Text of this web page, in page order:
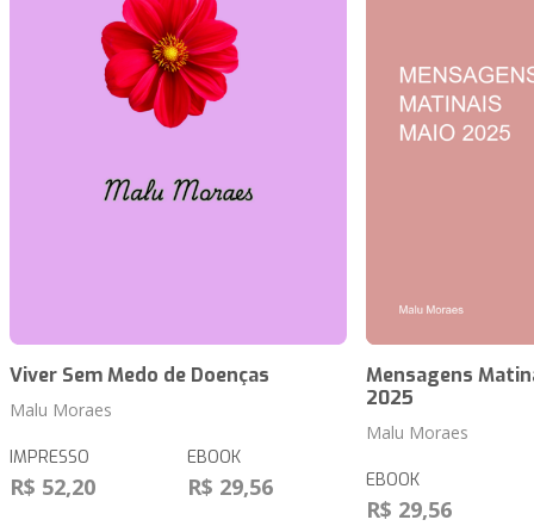
Viver Sem Medo de Doenças
Malu Moraes
IMPRESSO
R$ 52,20
EBOOK
R$ 29,56
Mensagens
2025
Malu Moraes
EBOOK
R$ 29,56